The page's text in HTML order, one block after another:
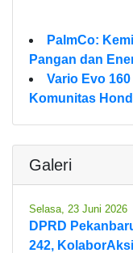
PalmCo:
Pangan dan
Vario Evo
Komunitas
Galeri
Selasa, 23 Juni 2026
DPRD
242,